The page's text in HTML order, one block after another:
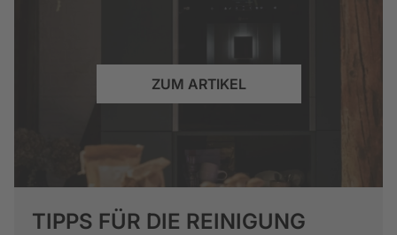
ZUM ARTIKEL
TIPPS FÜR DIE REINIGUNG